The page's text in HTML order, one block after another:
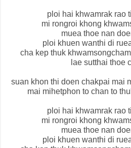
ploi hai khwamrak rao
mi rongroi khong
muea thoe nan
ploi khuen wanthi di
cha kep thuk
lae sutthai thoe
suan khon thi doen chakpai mai
mai mihetphon to chan to
ploi hai khwamrak rao
mi rongroi khong
muea thoe nan
ploi khuen wanthi di